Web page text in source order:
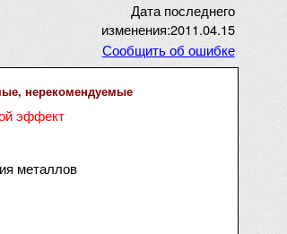
Дата последнего
изменения:2011.04.15
Сообщить об ошибке
нерекомендуемые
эффект
металлов